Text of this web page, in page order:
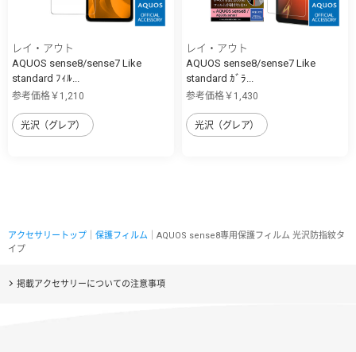
レイ・アウト
AQUOS sense8/sense7 Like
standard ﾌｨﾙ...
参考価格￥1,210
光沢（グレア）
レイ・アウト
AQUOS sense8/sense7 Like
standard ｶﾞﾗ...
参考価格￥1,430
光沢（グレア）
アクセサリートップ 保護フィルム ｜AQUOS sense8専用保護フィルム 光沢防指紋タ
イプ
掲載アクセサリーについての注意事項